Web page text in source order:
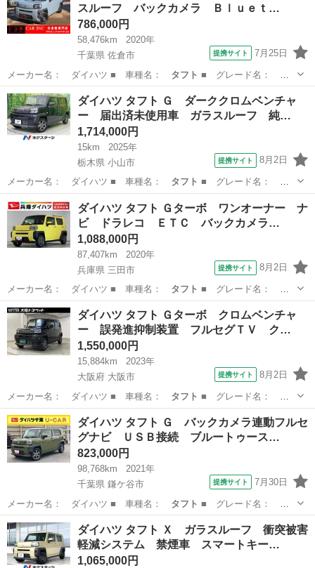
スルーフ バックカメラ Ｂｌｕｅｔ…
786,000円
58,476km
2020年
千葉県 佐倉市
提携サイト 7月25日
メーカー名： ダイハツ ■ 車種名： タフト ■ グレード名：
Ｘ 衝突軽減ブレー…
千葉 佐倉市 ダイハツ
ダイハツ タフト Ｇ ダーククロムベンチャ
ー 届出済未使用車 ガラスルーフ 純…
1,714,000円
15km
2025年
栃木県 小山市
提携サイト 8月2日
メーカー名： ダイハツ ■ 車種名： タフト ■ グレード名：
Ｇ ダーククロムベ…
栃木 小山市 ダイハツ
ダイハツ タフト Ｇターボ ワンオーナー ナ
ビ ドラレコ ＥＴＣ バックカメラ…
1,088,000円
87,407km
2020年
兵庫県 三田市
提携サイト 8月2日
メーカー名： ダイハツ ■ 車種名： タフト ■ グレード名： Ｇ
ターボ ワンオー…
兵庫 三田市 ダイハツ
ダイハツ タフト Ｇターボ クロムベンチャ
ー 誤発進抑制装置 フルセグＴＶ ク…
1,550,000円
15,884km
2023年
大阪府 大阪市
提携サイト 8月2日
メーカー名： ダイハツ ■ 車種名： タフト ■ グレード名： Ｇ
ターボ クロムベ…
大阪 大阪市 ダイハツ
ダイハツ タフト Ｇ バックカメラ連動フルセ
グナビ ＵＳＢ接続 ブルートゥース…
823,000円
98,768km
2021年
千葉県 鎌ケ谷市
提携サイト 7月30日
メーカー名： ダイハツ ■ 車種名： タフト ■ グレード名：
Ｇ バックカメラ連…
千葉 鎌ケ谷市 ダイハツ
ダイハツ タフト Ｘ ガラスルーフ 衝突被害
軽減システム 禁煙車 スマートキー…
1,065,000円